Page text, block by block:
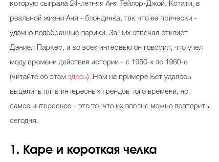
которую сыграла 24-летняя Аня Тейлор-Джой. Кстати, в
реальной жизни Аня - блондинка, так что ее прически -
удачно подобранные парики. За них отвечал стилист
Дэниел Паркер, и во всех интервью он говорил, что учел
моду времени действия истории - с 1950-х по 1960-е
(читайте об этом здесь). Нам на примере Бет удалось
выделить пять интересных трендов того времени, но
самое интересное - это то, что их вполне можно повторить
сегодня.
1. Каре и короткая челка